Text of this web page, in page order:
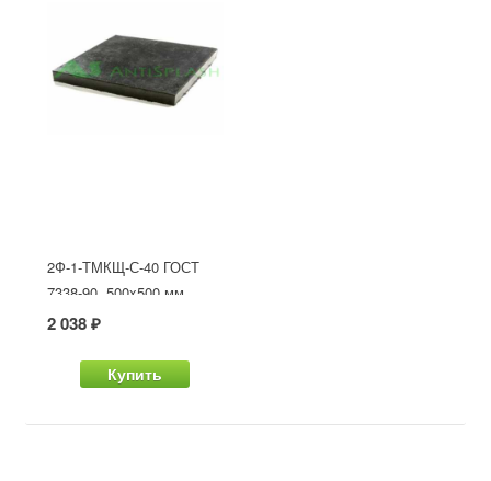
2Ф-1-ТМКЩ-С-40 ГОСТ
7338-90, 500x500 мм
2 038 ₽
Купить